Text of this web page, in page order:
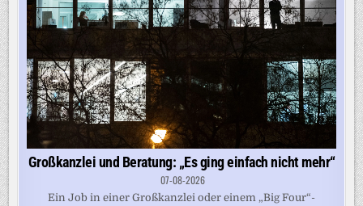
Großkanzlei und Beratung: „Es ging einfach nicht mehr“
07-08-2026
Ein Job in einer Großkanzlei oder einem „Big Four“-